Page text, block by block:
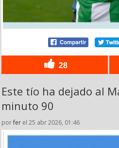
28
Este tío ha dejado al
minuto 90
porfer el 25 abr 2026, 01:46